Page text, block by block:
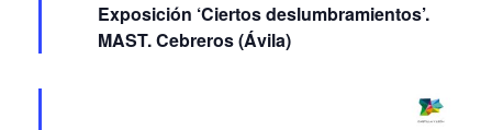
Exposición ‘Ciertos deslumbramientos’.
MAST. Cebreros (Ávila)